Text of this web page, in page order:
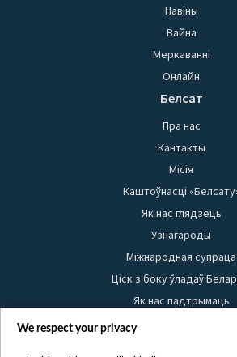
Навіны
Вайна
Меркаванні
Онлайн
Белсат
Пра нас
Кантакты
Місія
Каштоўнасці
Як нас глядзець
Узнагароды
Міжнародная супраца
Ціск з боку ўладаў
Як нас падтрымаць
Правілы выкарыстання
We respect your privacy